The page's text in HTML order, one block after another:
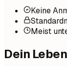
Keine
Meist
Dein